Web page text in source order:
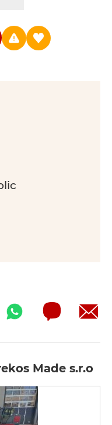
Made s.r.o